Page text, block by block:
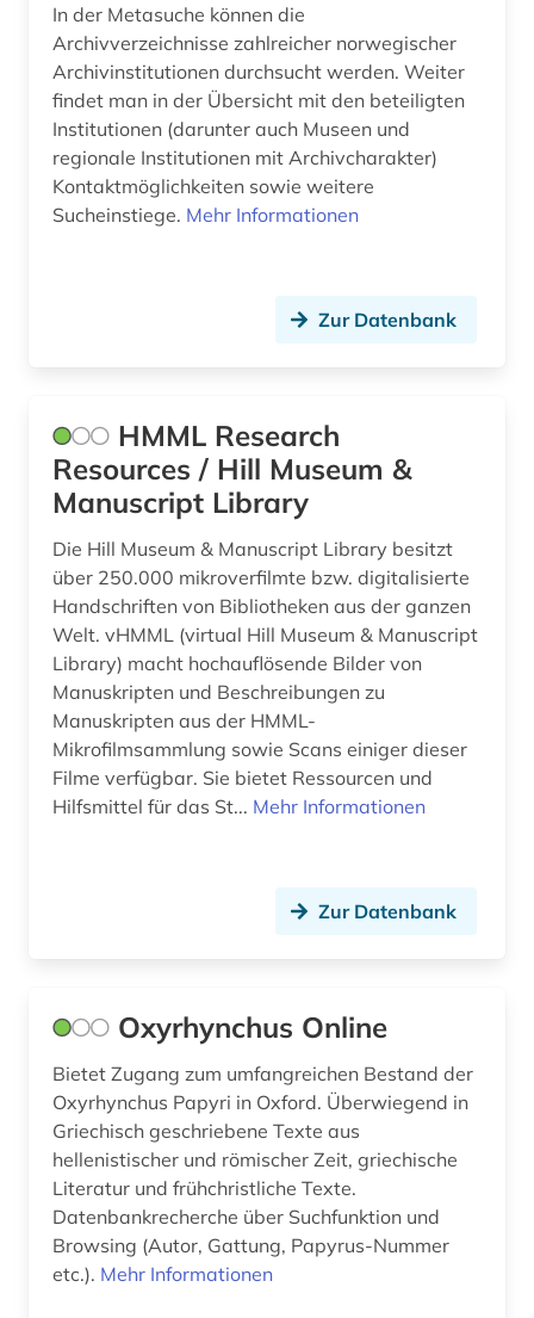
axel oxenstierna (1)
bach (2)
baden-württemberg (4)
barcelona (1)
bartensleben <familie> (1)
baudenkmal (1)
bauernhof (1)
bauunternehmer (1)
bauzeichnung (1)
bayerisch schwaben (1)
bayerische motoren-werke (1)
belarus (1)
belgien (7)
belgische fotografie (1)
belgische kultur (1)
belgische kunst (1)
bergen (2)
Serbien (5)
Skandinavien (2)
Slowakei (5)
Slowenien (4)
Spanien (9)
Thueringen (2)
Tschechische Republik (9)
Ukraine (3)
Ungarn (6)
Vatikanstadt (1)
In der Metasuche können die
Archivverzeichnisse zahlreicher norwegischer
Archivinstitutionen durchsucht werden. Weiter
findet man in der Übersicht mit den beteiligten
Institutionen (darunter auch Museen und
regionale Institutionen mit Archivcharakter)
Kontaktmöglichkeiten sowie weitere
Sucheinstiege. Mehr Informationen
Zur Datenbank
HMML Research
Resources / Hill Museum &
Manuscript Library
Die Hill Museum & Manuscript Library besitzt
über 250.000 mikroverfilmte bzw. digitalisierte
Handschriften von Bibliotheken aus der ganzen
Welt. vHMML (virtual Hill Museum & Manuscript
Library) macht hochauflösende Bilder von
Manuskripten und Beschreibungen zu
Manuskripten aus der HMML-
Mikrofilmsammlung sowie Scans einiger dieser
Filme verfügbar. Sie bietet Ressourcen und
Hilfsmittel für das St... Mehr Informationen
Zur Datenbank
Oxyrhynchus Online
Bietet Zugang zum umfangreichen Bestand der
Oxyrhynchus Papyri in Oxford. Überwiegend in
Griechisch geschriebene Texte aus
hellenistischer und römischer Zeit, griechische
Literatur und frühchristliche Texte.
Datenbankrecherche über Suchfunktion und
Browsing (Autor, Gattung, Papyrus-Nummer
etc.). Mehr Informationen